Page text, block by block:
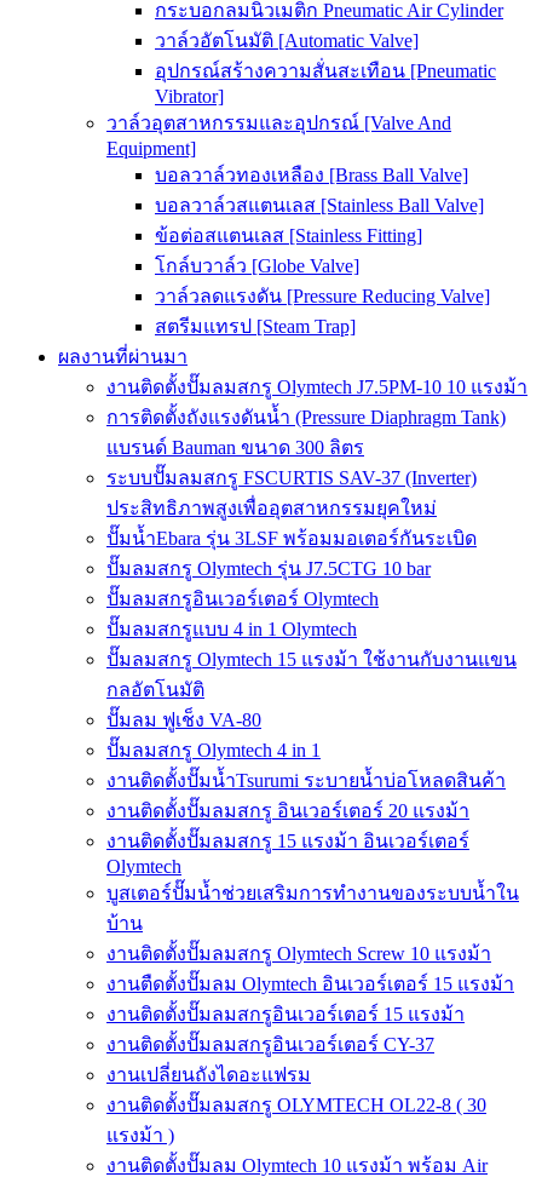
กระบอกลมนิวเมติก Pneumatic Air Cylinder
วาล์วอัตโนมัติ [Automatic Valve]
อุปกรณ์สร้างความสั่นสะเทือน [Pneumatic
Vibrator]
วาล์วอุตสาหกรรมและอุปกรณ์ [Valve And
Equipment]
บอลวาล์วทองเหลือง [Brass Ball Valve]
บอลวาล์วสแตนเลส [Stainless Ball Valve]
ข้อต่อสแตนเลส [Stainless Fitting]
โกล์บวาล์ว [Globe Valve]
วาล์วลดแรงดัน [Pressure Reducing Valve]
สตรีมแทรป [Steam Trap]
ผลงานที่ผ่านมา
งานติดตั้งปั๊มลมสกรู Olymtech J7.5PM-10 10 แรงม้า
การติดตั้งถังแรงดันน้ำ (Pressure Diaphragm Tank)
แบรนด์ Bauman ขนาด 300 ลิตร
ระบบปั๊มลมสกรู FSCURTIS SAV-37 (Inverter)
ประสิทธิภาพสูงเพื่ออุตสาหกรรมยุคใหม่
ปั๊มน้ำEbara รุ่น 3LSF พร้อมมอเตอร์กันระเบิด
ปั๊มลมสกรู Olymtech รุ่น J7.5CTG 10 bar
ปั๊มลมสกรูอินเวอร์เตอร์ Olymtech
ปั๊มลมสกรูแบบ 4 in 1 Olymtech
ปั๊มลมสกรู Olymtech 15 แรงม้า ใช้งานกับงานแขน
กลอัตโนมัติ
ปั๊มลม ฟูเช็ง VA-80
ปั๊มลมสกรู Olymtech 4 in 1
งานติดตั้งปั๊มน้ำTsurumi ระบายน้ำบ่อโหลดสินค้า
งานติดตั้งปั๊มลมสกรู อินเวอร์เตอร์ 20 แรงม้า
งานติดตั้งปั๊มลมสกรู 15 แรงม้า อินเวอร์เตอร์
Olymtech
บูสเตอร์ปั๊มน้ำช่วยเสริมการทำงานของระบบน้ำใน
บ้าน
งานติดตั้งปั๊มลมสกรู Olymtech Screw 10 แรงม้า
งานตืดตั้งปั๊มลม Olymtech อินเวอร์เตอร์ 15 แรงม้า
งานติดตั้งปั๊มลมสกรูอินเวอร์เตอร์ 15 แรงม้า
งานติดตั้งปั๊มลมสกรูอินเวอร์เตอร์ CY-37
งานเปลี่ยนถังไดอะแฟรม
งานติดตั้งปั๊มลมสกรู OLYMTECH OL22-8 ( 30
แรงม้า )
งานติดตั้งปั๊มลม Olymtech 10 แรงม้า พร้อม Air